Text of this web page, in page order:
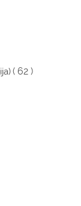
( 62 )